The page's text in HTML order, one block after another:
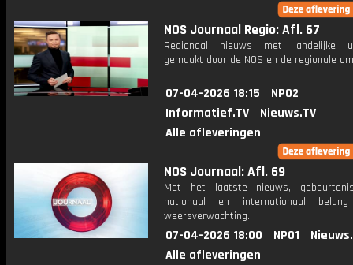
NOS Journaal Regio: Afl. 67
Regionaal nieuws met landelijke
gemaakt door de NOS en de regionale
07-04-2026 18:15
NPO2
Informatief.TV
Nieuws.TV
Alle afleveringen
NOS Journaal: Afl. 69
Met het laatste nieuws,
nationaal en internationaal
weersverwachting.
07-04-2026 18:00 NPO1
Alle afleveringen